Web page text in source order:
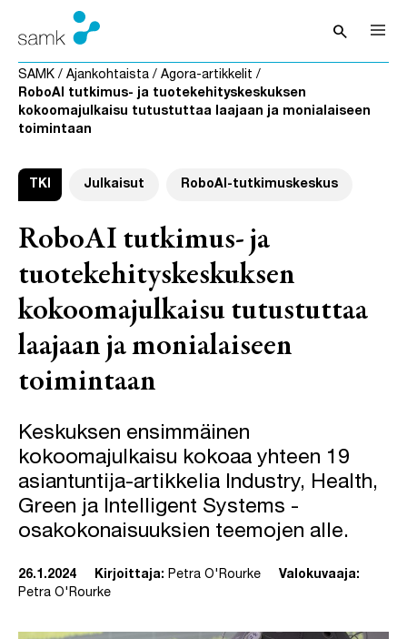
Siirry sisältöön
searchAvaa haku
SAMK / Ajankohtaista / Agora-artikkelit /
RoboAI tutkimus- ja tuotekehityskeskuksen
kokoomajulkaisu tutustuttaa laajaan ja monialaiseen
toimintaan
TKI Julkaisut RoboAI-tutkimuskeskus
RoboAI tutkimus- ja
tuotekehityskeskuksen
kokoomajulkaisu tutustuttaa
laajaan ja monialaiseen
toimintaan
Keskuksen ensimmäinen
kokoomajulkaisu kokoaa yhteen 19
asiantuntija-artikkelia Industry, Health,
Green ja Intelligent Systems -
osakokonaisuuksien teemojen alle.
26.1.2024 Kirjoittaja: Petra O'Rourke
Valokuvaaja:
Petra O'Rourke